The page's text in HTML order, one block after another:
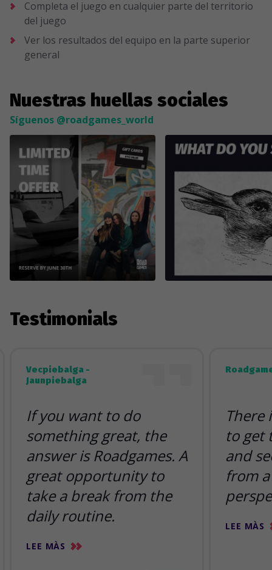
Completa el juego en cualquier parte del territorio
del juego
Ver los resultados del equipo en la parte superior
general
Nuestras huellas sociales
Síguenos @roadgames_world
Testimonials
Vecpiebalga -
Jaunpiebalga
If you want to do
something great, the
answer is Roadgames. A
great opportunity to
take a break from the
daily routine.
LEE MÀS
There
to get
and
from
LEE MÀS